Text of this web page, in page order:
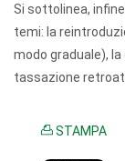
Si sottolinea,
temi: la
modo graduale),
tassazione
STAMPA